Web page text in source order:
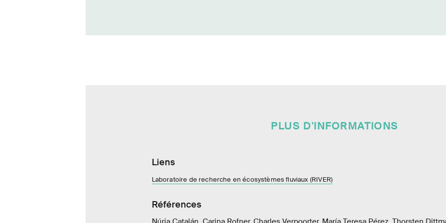
PLUS D'INFORMATIONS
Liens
Laboratoire de recherche en écosystèmes fluviaux (RIVER)
Références